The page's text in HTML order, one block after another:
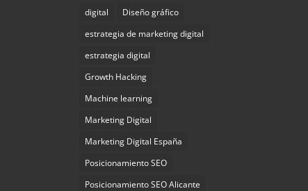
digital
Diseño gráfico
estrategia de marketing digital
estrategia digital
Growth Hacking
Machine learning
Marketing Digital
Marketing Digital España
Posicionamiento SEO
Posicionamiento SEO Alicante